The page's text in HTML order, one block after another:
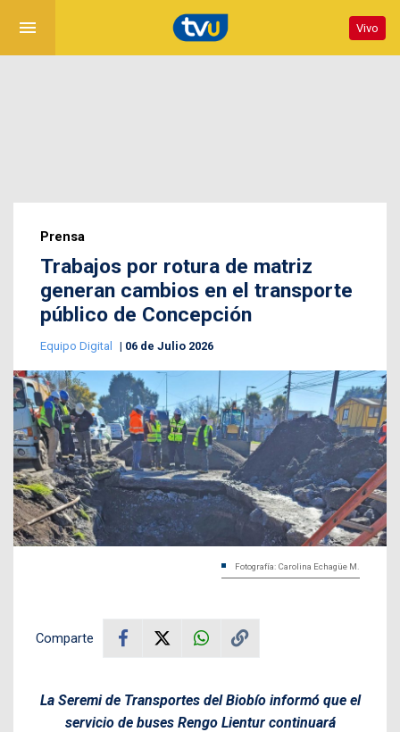
menu Vivo
Prensa
Trabajos por rotura de matriz
generan cambios en el transporte
público de Concepción
Equipo Digital 06 de Julio 2026
Fotografía: Carolina Echagüe M.
Comparte
La Seremi de Transportes del Biobío informó que el
servicio de buses Rengo Lientur continuará